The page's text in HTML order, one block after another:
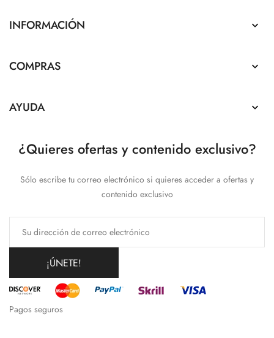
INFORMACIÓN 
COMPRAS 
AYUDA 
¿Quieres ofertas y contenido exclusivo?
Sólo escribe tu correo electrónico si quieres acceder a ofertas y
contenido exclusivo
¡ÚNETE!
Pagos seguros